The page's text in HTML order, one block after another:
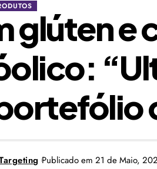
glúten e
Publicado em 21 de Maio,